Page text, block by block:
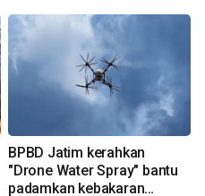
BPBD Jatim kerahkan
"Drone Water Spray" bantu
padamkan kebakaran